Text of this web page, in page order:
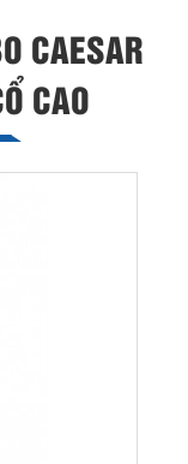
CAESAR
CAO